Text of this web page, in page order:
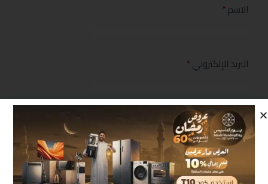
الاسم*
البريد الإلكتروني*
مراجعتك*